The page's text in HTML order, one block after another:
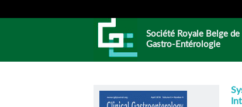
Société Royale Belge de
Gastro-Entérologie